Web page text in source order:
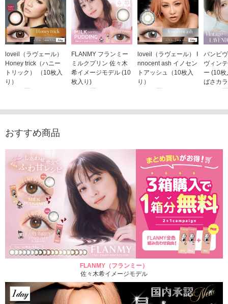
loveil（ラヴェール）
Honey trick（ハニー
トリック） （10枚入
り）
FLANMY フランミー
ミルクプリン 佐々木
希イメージモデル (10
枚入り)
loveil（ラヴェール） I
nnocent ash イノセン
トアッシュ（10枚入
り）
バンビ
ヴィン
ー (10
ばさカ
おすすめ商品
FLANMY（フランミー）
佐々木希イメージモデル